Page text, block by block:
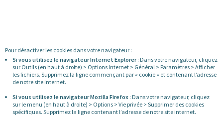
Pour désactiver les cookies dans votre navigateur :
Si vous utilisez le navigateur Internet Explorer: Dans votre navigateur, cliquez
sur Outils (en haut à droite) > Options Internet > Général > Paramètres > Afficher
les fichiers. Supprimez la ligne commençant par « cookie » et contenant l’adresse
de notre site internet.
Si vous utilisez le navigateur Mozilla Firefox : Dans votre navigateur, cliquez
sur le menu (en haut à droite) > Options > Vie privée > Supprimer des cookies
spécifiques. Supprimez la ligne contenant l’adresse de notre site internet.